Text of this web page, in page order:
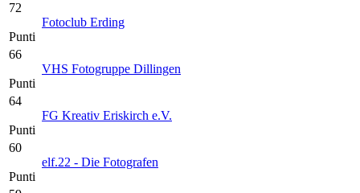
72
Punti
Fotoclub Erding
66
Punti
VHS Fotogruppe Dillingen
64
Punti
FG Kreativ Eriskirch e.V.
60
Punti
elf.22 - Die Fotografen